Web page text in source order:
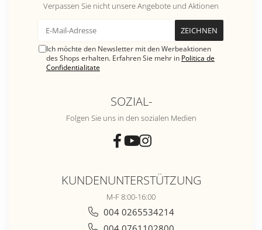
Verpassen Sie nicht unsere Angebote und Aktionen
Ich möchte den Newsletter mit den Werbeaktionen
des Shops erhalten. Erfahren Sie mehr in Politica de
Confidentialitate
SOZIAL-
Folgen Sie uns in den sozialen Medien
KUNDENUNTERSTÜTZUNG
M-F 8:00-16:00
004 0265534214